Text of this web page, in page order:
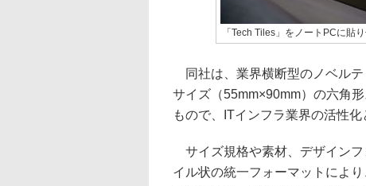
「Tech Tiles」をノートPCに貼
同社は、業界横断型のノベルテ
サイズ（55mm×90mm）の六角
もので、ITインフラ業界の活性
サイズ規格や素材、デザインフ
イル状の統一フォーマットによ